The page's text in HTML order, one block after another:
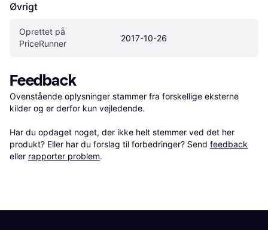
Øvrigt
Oprettet på
PriceRunner
2017-10-26
Feedback
Ovenstående oplysninger stammer fra forskellige eksterne
kilder og er derfor kun vejledende.
Har du opdaget noget, der ikke helt stemmer ved det her
produkt? Eller har du forslag til forbedringer? Send feedback
eller rapporter problem.